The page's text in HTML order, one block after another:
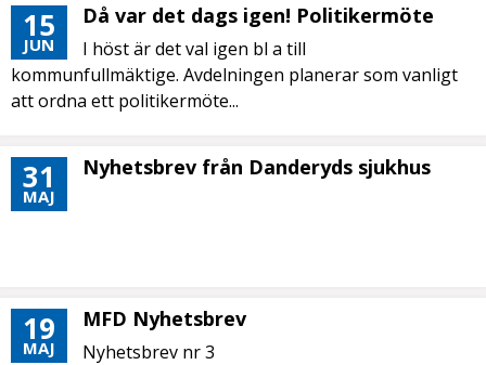
15
JUN
Då var det dags igen! Politikermöte
I höst är det val igen bl a till
kommunfullmäktige. Avdelningen planerar som vanligt
att ordna ett politikermöte...
31
MAJ
Nyhetsbrev från Danderyds sjukhus
19
MAJ
MFD Nyhetsbrev
Nyhetsbrev nr 3